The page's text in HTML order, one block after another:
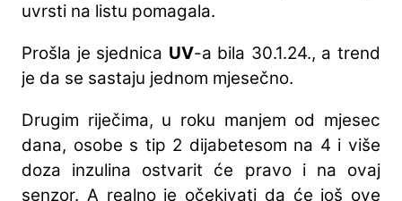
uvrsti na listu pomagala.
Prošla je sjednica UV-a bila 30.1.24., a trend
je da se sastaju jednom mjesečno.
Drugim riječima, u roku manjem od mjesec
dana, osobe s tip 2 dijabetesom na 4 i više
doza inzulina ostvarit će pravo i na ovaj
senzor. A realno je očekivati da će još ove